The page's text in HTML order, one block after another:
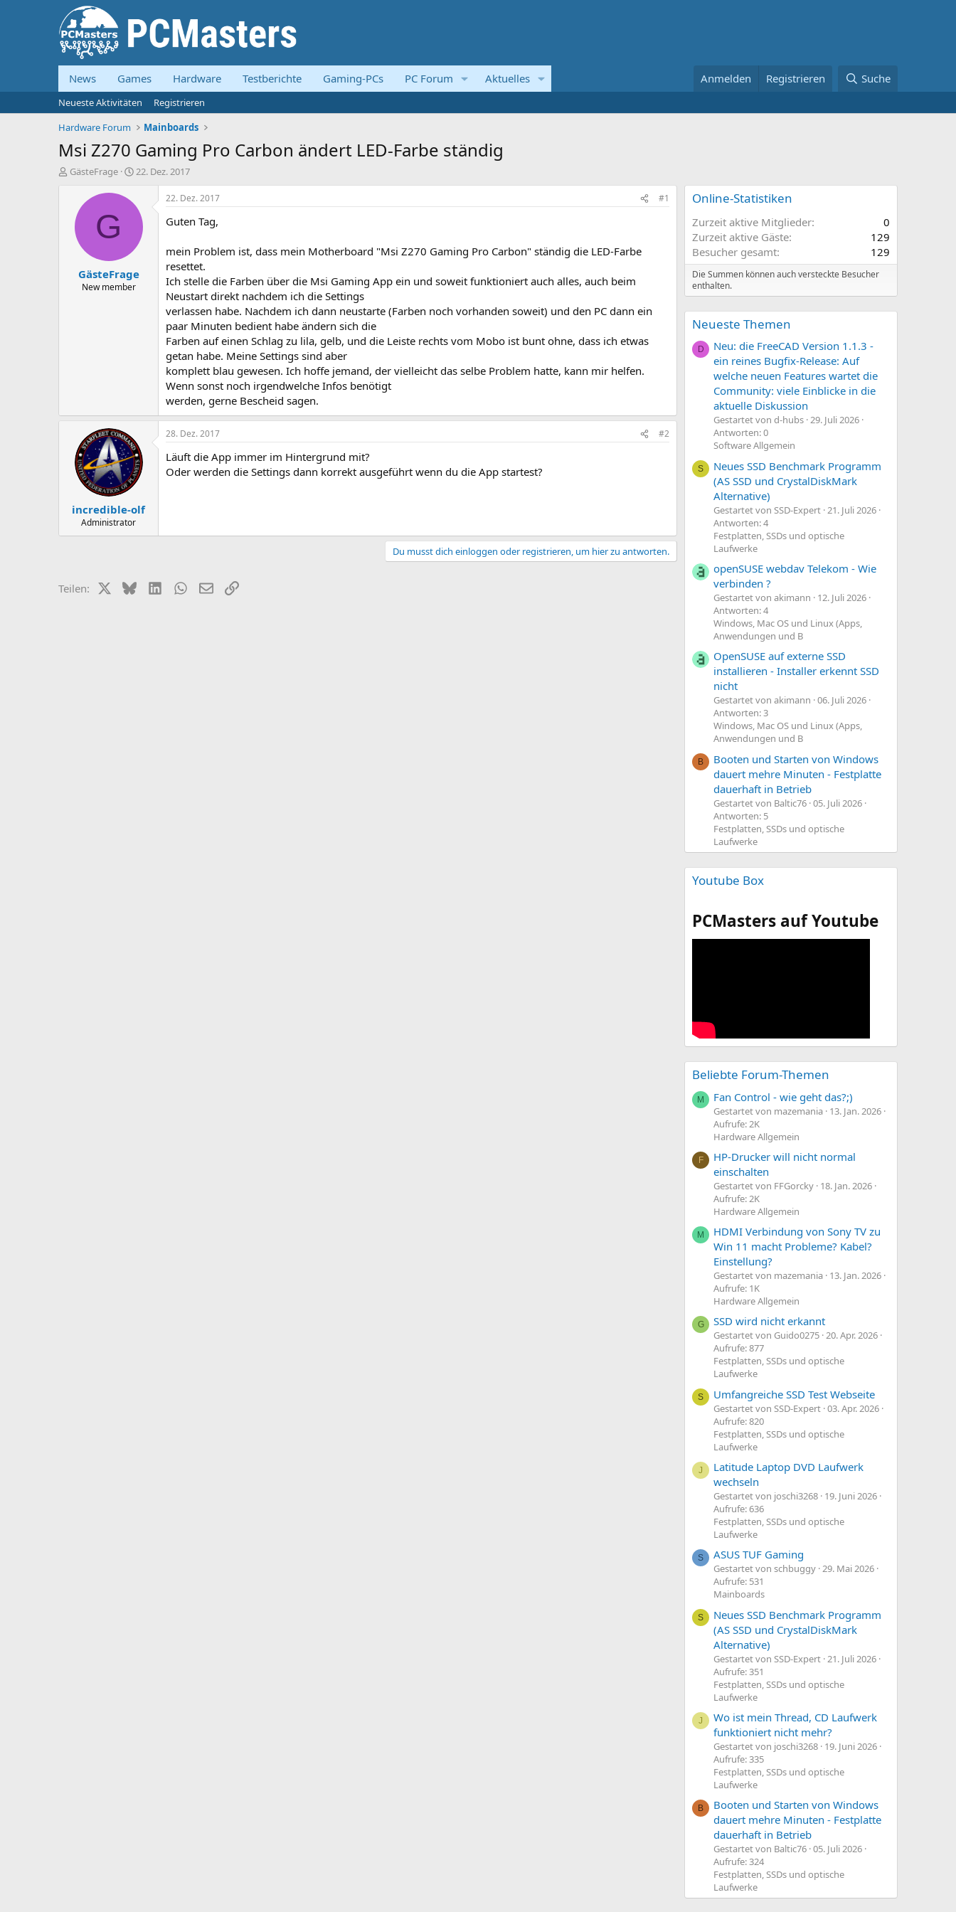
News Games Hardware Testberichte Gaming-PCs PC Forum Aktuelles Anmelden Registrieren Suche
Neueste Aktivitäten
Registrieren
Hardware Forum
Mainboards
Msi Z270 Gaming Pro Carbon ändert LED-Farbe ständig
E
GästeFrage
E
t
l
a
m
22. Dez. 2017
G
GästeFrage
New member
22. Dez. 2017 #1
Guten Tag,
mein Problem ist, dass mein Motherboard "Msi Z270 Gaming Pro Carbon" ständig die LED-Farbe
resettet.
Ich stelle die Farben über die Msi Gaming App ein und soweit funktioniert auch alles, auch beim
Neustart direkt nachdem ich die Settings
verlassen habe. Nachdem ich dann neustarte (Farben noch vorhanden soweit) und den PC dann ein
paar Minuten bedient habe ändern sich die
Farben auf einen Schlag zu lila, gelb, und die Leiste rechts vom Mobo ist bunt ohne, dass ich etwas
getan habe. Meine Settings sind aber
komplett blau gewesen. Ich hoffe jemand, der vielleicht das selbe Problem hatte, kann mir helfen.
Wenn sonst noch irgendwelche Infos benötigt
werden, gerne Bescheid sagen.
incredible-olf
Administrator
28. Dez. 2017 #2
Läuft die App immer im Hintergrund mit?
Oder werden die Settings dann korrekt ausgeführt wenn du die App startest?
Du musst dich einloggen oder registrieren, um hier zu antworten.
Teilen: X (Twitter)
BlueskyLinkedInWhatsApp
E-MailLink
Online-Statistiken
Zurzeit aktive Mitglieder
0
Zurzeit aktive Gäste
129
Besucher gesamt
129
Die Summen können auch versteckte Besucher
enthalten.
Neueste Themen
D
Neu: die FreeCAD Version 1.1.3 -
ein reines Bugfix-Release: Auf
welche neuen Features wartet die
Community: viele Einblicke in die
aktuelle Diskussion
Gestartet von d-hubs 29. Juli 2026
Antworten: 0
Software Allgemein
S
Neues SSD Benchmark Programm
(AS SSD und CrystalDiskMark
Alternative)
Gestartet von SSD-Expert 21. Juli 2026
Antworten: 4
Festplatten, SSDs und optische
Laufwerke
openSUSE webdav Telekom - Wie
verbinden ?
Gestartet von akimann
12. Juli 2026
Antworten: 4
Windows, Mac OS und Linux (Apps,
Anwendungen und B
OpenSUSE auf externe SSD
installieren - Installer erkennt SSD
nicht
Gestartet von akimann 06. Juli 2026
Antworten: 3
Windows, Mac OS und Linux (Apps,
Anwendungen und B
B
Booten und Starten von Windows
dauert mehre Minuten - Festplatte
dauerhaft in Betrieb
Gestartet von Baltic76 05. Juli 2026
Antworten: 5
Festplatten, SSDs und optische
Laufwerke
Youtube Box
PCMasters auf Youtube
Beliebte Forum-Themen
M Fan Control - wie geht das?;)
Gestartet von mazemania 13. Jan. 2026
Aufrufe: 2K
Hardware Allgemein
F
HP-Drucker will nicht normal
einschalten
Gestartet von FFGorcky 18. Jan. 2026
Aufrufe: 2K
Hardware Allgemein
M
HDMI Verbindung von Sony TV zu
Win 11 macht Probleme? Kabel?
Einstellung?
Gestartet von mazemania 13. Jan. 2026
Aufrufe: 1K
Hardware Allgemein
G SSD wird nicht erkannt
Gestartet von Guido0275 20. Apr. 2026
Aufrufe: 877
Festplatten, SSDs und optische
Laufwerke
S Umfangreiche SSD Test Webseite
Gestartet von SSD-Expert 03. Apr. 2026
Aufrufe: 820
Festplatten, SSDs und optische
Laufwerke
J
Latitude Laptop DVD Laufwerk
wechseln
Gestartet von joschi3268 19. Juni 2026
Aufrufe: 636
Festplatten, SSDs und optische
Laufwerke
S ASUS TUF Gaming
Gestartet von schbuggy 29. Mai 2026
Aufrufe: 531
Mainboards
S
Neues SSD Benchmark Programm
(AS SSD und CrystalDiskMark
Alternative)
Gestartet von SSD-Expert 21. Juli 2026
Aufrufe: 351
Festplatten, SSDs und optische
Laufwerke
J
Wo ist mein Thread, CD Laufwerk
funktioniert nicht mehr?
Gestartet von joschi3268 19. Juni 2026
Aufrufe: 335
Festplatten, SSDs und optische
Laufwerke
B
Booten und Starten von Windows
dauert mehre Minuten - Festplatte
dauerhaft in Betrieb
Gestartet von Baltic76 05. Juli 2026
Aufrufe: 324
Festplatten, SSDs und optische
Laufwerke